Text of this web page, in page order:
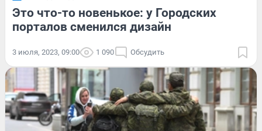
Это что-то новенькое: у Городских
порталов сменился дизайн
3 июля, 2023, 09:00 1 090 Обсудить